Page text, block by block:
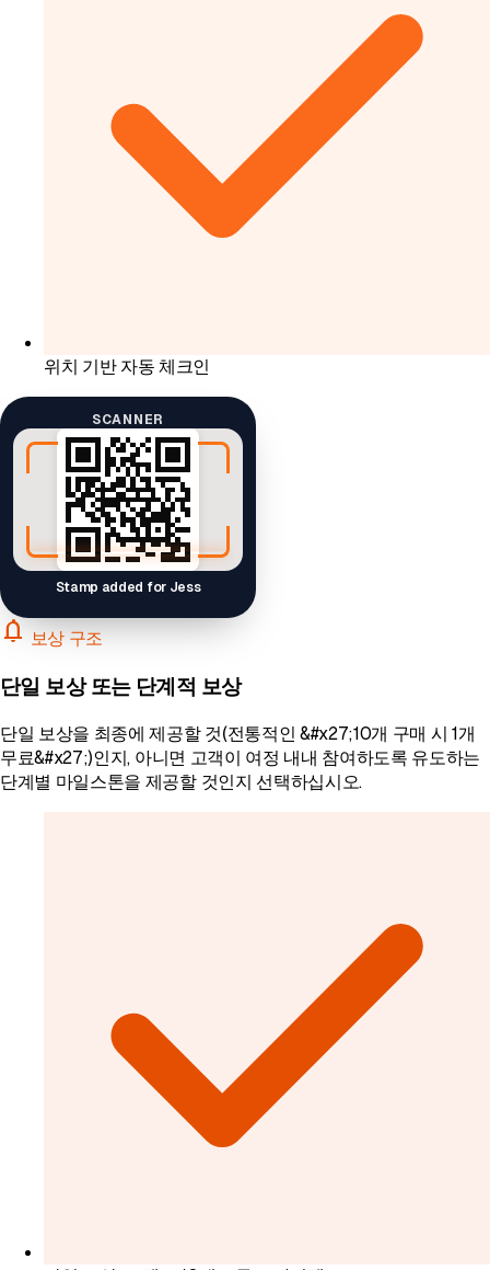
위치 기반 자동 체크인
SCANNER
Stamp added for Jess
notifications 보상 구조
단일 보상 또는 단계적 보상
단일 보상을 최종에 제공할 것(전통적인 &#x27;10개 구매 시 1개
무료&#x27;)인지, 아니면 고객이 여정 내내 참여하도록 유도하는
단계별 마일스톤을 제공할 것인지 선택하십시오.